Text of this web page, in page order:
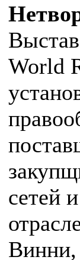
World
сетей
Винни,